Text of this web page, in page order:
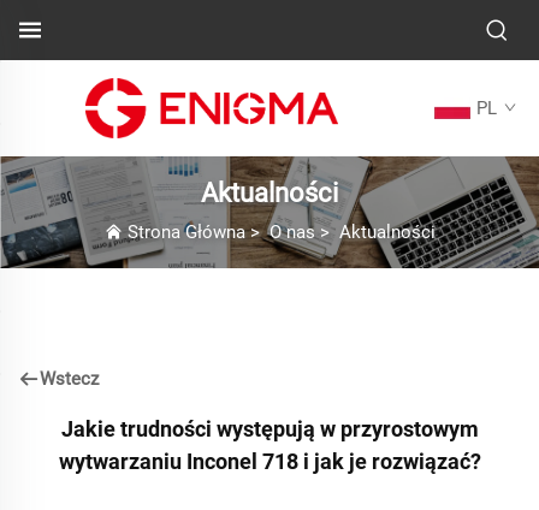
PL
Aktualności
Strona Główna>O nas>Aktualności
Wstecz
Jakie trudności występują w przyrostowym
wytwarzaniu Inconel 718 i jak je rozwiązać?